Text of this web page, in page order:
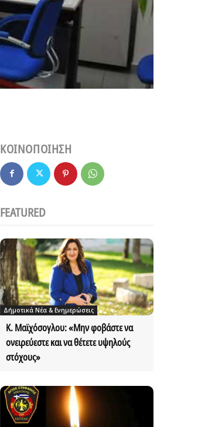
ΚΟΙΝΟΠΟΙΗΣΗ
FEATURED
Δήμοτικά Νέα & Ενημερώσεις
Κ. Μαϊχόσογλου: «Μην φοβάστε να
ονειρεύεστε και να θέτετε υψηλούς
στόχους»